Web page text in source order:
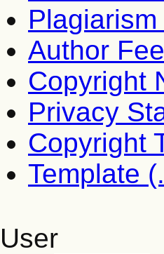
Author Fee
Copyright
Privacy
Copyright
Template
User